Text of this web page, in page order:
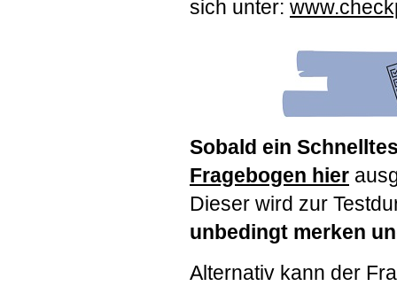
sich unter:
Sobald ein
Fragebogen hier
Dieser wird zur
unbedingt merken
Alternativ kann der